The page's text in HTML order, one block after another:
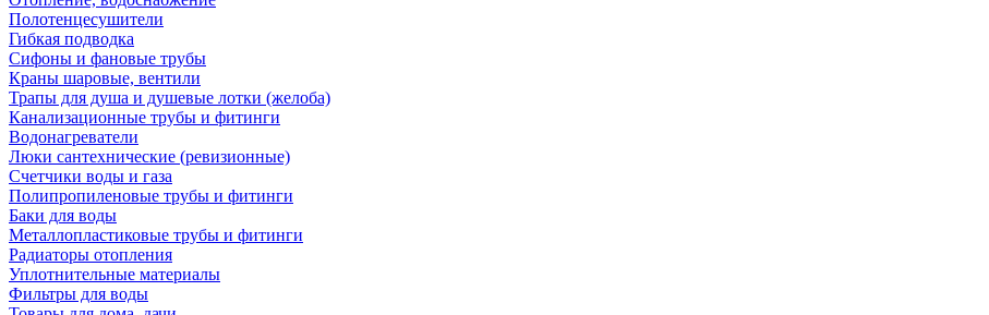
Полотенцесушители
Гибкая подводка
Сифоны и фановые трубы
Краны шаровые, вентили
Трапы для душа и душевые лотки (желоба)
Канализационные трубы и фитинги
Водонагреватели
Люки сантехнические (ревизионные)
Счетчики воды и газа
Полипропиленовые трубы и фитинги
Баки для воды
Металлопластиковые трубы и фитинги
Радиаторы отопления
Уплотнительные материалы
Фильтры для воды